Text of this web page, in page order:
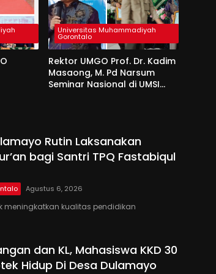
Universitas Muhammadiyah
Gorontalo
Rektor UMGO Prof. Dr. Kadim
Masaong, M. Pd Narsum
Seminar Nasional di UMSI
Rutin Laksanakan
bagi Santri TPQ Fastabiqul
Agustus 6, 2026
meningkatkan kualitas pendidikan
dan KL, Mahasiswa KKD 30
Hidup Di Desa Dulamayo